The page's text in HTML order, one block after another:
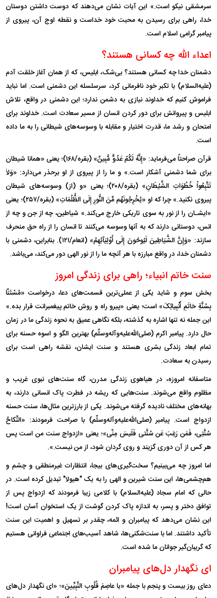
سرمشقی نیکو است.» این آیات نشان می‌دهند که دوست داشتن دوستان
خدا، راهی برای رسیدن به محبت خود خداست و نقطه اوج آن، پیروی از
پیامبر گرامی اسلام است.
اعداء الله چه کسانی هستند؟
دشمنان خدا چه کسانی هستند؟ بی‌شک، ابلیس، که از همان آغاز خلقت آدم
(علیه‌السلام) با تکبر خود نافرمانی کرد، سرسلسله این دشمنی است. اما نباید
فراموش کنیم که خداوند نیازی به دشمن ندارد؛ این دشمنی در واقع، تلاش
ابلیس و پیروانش برای دور کردن انسان از مسیر سعادت است. خداوند برای
امتحان و رشد ما، قدرت اختیار و مقابله با وسوسه‌های شیطانی را به ما داده
است.
قرآن صراحتاً می‌فرماید: «إِنَّهُ لَکُمْ عَدُوٌّ مُّبِینٌ» (بقره/۱۶۸)؛ یعنی «همانا شیطان
برای شما دشمنی آشکار است.» و ما را از پیروی از او برحذر می‌دارد: «وَلاَ
تَتَّبِعُواْ خُطُوَاتِ الشَّیْطَانِ» (بقره/۲۰۸)؛ یعنی «و (از) وسوسه‌های شیطان
پیروی نکنید.» چرا که او «یُخْرِجُونَهُم مِّنَ النُّورِ إِلَى الظُّلُمَاتِ» (بقره/۲۵۷)؛ یعنی
«ایشـان را از نور به سوی تاریکی خارج می‌کند.» شیاطین، چه از جن و چه از
انس، دوستانی دارند که به آنها وسوسه می‌کنند تا انسان را از راه حق منحرف
سازند: «وَإِنَّ الشَّیَاطِینَ لَیُوحُونَ إِلَى أَوْلِیَآئِهِمْ» (انعام/۱۲۱). بنابراین، دشمنی با
دشمنان خدا، در واقع مبارزه با هر آنچه ما را از نور الهی دور می‌کند، می‌باشد.
سنت خاتم انبیاء؛ راهی برای زندگی امروز
بخش سوم و شاید یکی از عملی‌ترین قسمت‌های دعا، درخواست «مُسْتَنّا
بِسُنَّةِ خاتَمِ أَنْبِیائِکَ» است؛ یعنی «پیرو راه و روش خاتم پیغمبرانت قرار بده.»
این جمله نه تنها اشاره به گذشته، بلکه نگاهی عمیق به نحوه زندگی ما در زمان
حال دارد. پیامبر اکرم (صلی‌الله‌علیه‌و‌آله‌وسلّم) بهترین الگو و اسوه حسنه برای
تمام ابعاد زندگی بشری هستند و سنت ایشان، نقشه راهی است برای
رسیدن به سعادت.
متاسفانه امروزه، در هیاهوی زندگی مدرن، گاه سنت‌های نبوی غریب و
مظلوم واقع می‌شوند. سنت‌هایی که ریشه در فطرت پاک انسانی دارند، به
بهانه‌های مختلف نادیده گرفته می‌شوند. یکی از بارزترین مثال‌ها، سنت حسنه
ازدواج است. پیامبر (صلی‌الله‌علیه‌و‌آله‌وسلّم) با صراحت فرمودند: «النِّکاحُ
سُنَّتِی، فَمَن رَغِبَ عَن سُنَّتی فَلَیسَ مِنّی»؛ یعنی «ازدواج سنت من است پس
هر کس از آن دوری گزیند و روی گردان شود، از من نیست.».
اما امروز چه می‌بینیم؟ سخت‌گیری‌های بیجا، انتظارات غیرمنطقی و چشم و
هم‌چشمی‌ها، این سنت شیرین و الهی را به یک "هیولا" تبدیل کرده است. در
حالی که امام سجاد (علیه‌السلام) با کلامی زیبا فرمودند که ازدواج پس از
توافق دختر و پسر، به اندازه پاک کردن گوشت از یک استخوان آسان است!
این نشان می‌دهد که پیامبران و ائمه، چقدر بر تسهیل و اهمیت این سنت
تأکید داشتند. اما با سنت‌شکنی‌ها، شاهد آسیب‌های اجتماعی فراوانی هستیم
که گریبان‌گیر جوانان ما شده است.
ای نگهدار دل‌های پیامبران
دعای روز بیست و پنجم با جمله «یا عاصِمَ قُلُوبِ النَّبِیِّینَ»؛ «ای نگهدار دل‌های